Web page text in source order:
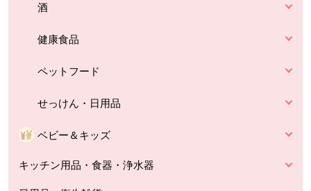
酒
健康食品
ペットフード
せっけん・日用品
ベビー＆キッズ
キッチン用品・食器・浄水器